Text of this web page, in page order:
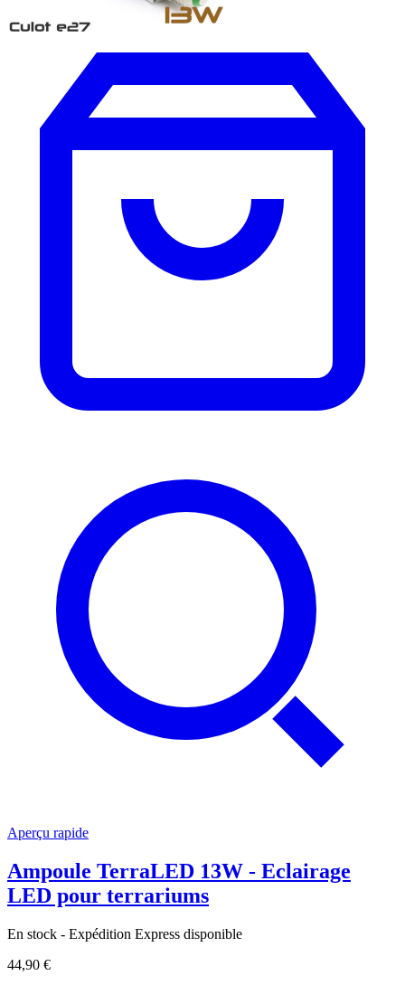
Aperçu rapide
Ampoule TerraLED 13W - Eclairage
LED pour terrariums
En stock - Expédition Express disponible
44,90 €